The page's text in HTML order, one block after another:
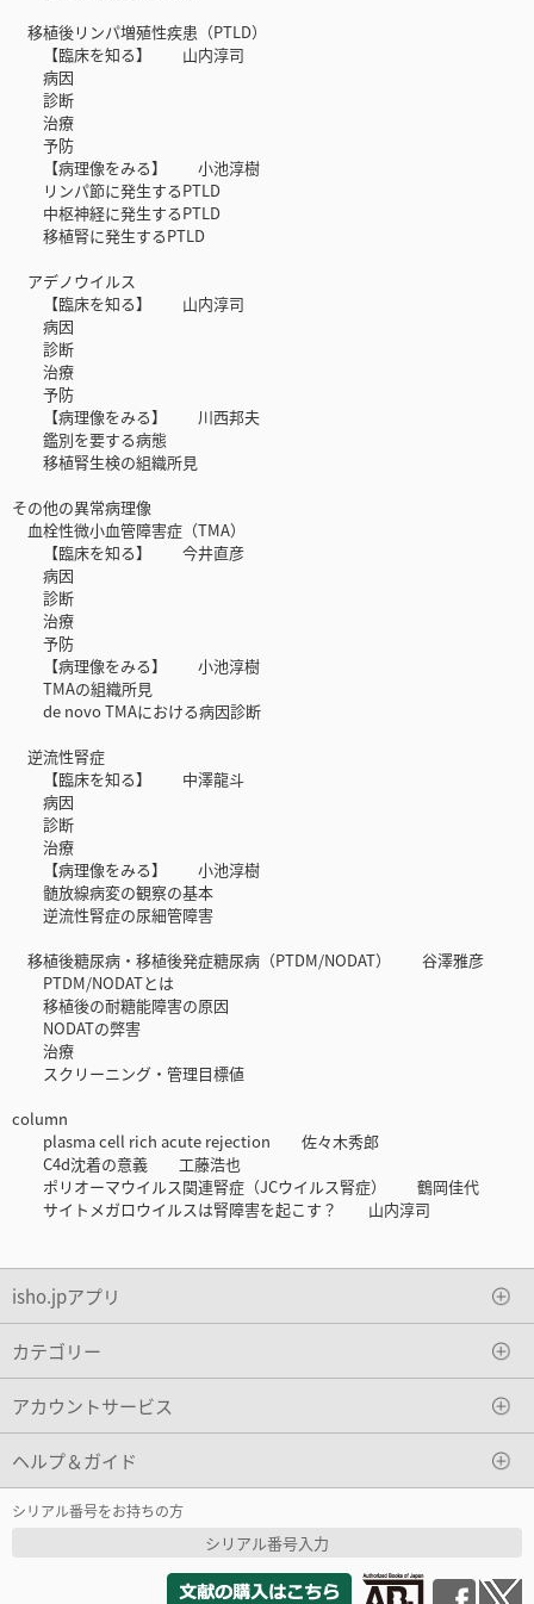
移植後リンパ増殖性疾患（PTLD）
【臨床を知る】 山内淳司
病因
診断
治療
予防
【病理像をみる】 小池淳樹
リンパ節に発生するPTLD
中枢神経に発生するPTLD
移植腎に発生するPTLD
アデノウイルス
【臨床を知る】 山内淳司
病因
診断
治療
予防
【病理像をみる】 川西邦夫
鑑別を要する病態
移植腎生検の組織所見
その他の異常病理像
血栓性微小血管障害症（TMA）
【臨床を知る】 今井直彦
病因
診断
治療
予防
【病理像をみる】 小池淳樹
TMAの組織所見
de novo TMAにおける病因診断
逆流性腎症
【臨床を知る】 中澤龍斗
病因
診断
治療
【病理像をみる】 小池淳樹
髄放線病変の観察の基本
逆流性腎症の尿細管障害
移植後糖尿病・移植後発症糖尿病（PTDM/NODAT） 谷澤雅彦
PTDM/NODATとは
移植後の耐糖能障害の原因
NODATの弊害
治療
スクリーニング・管理目標値
column
plasma cell rich acute rejection 佐々木秀郎
C4d沈着の意義 工藤浩也
ポリオーマウイルス関連腎症（JCウイルス腎症） 鶴岡佳代
サイトメガロウイルスは腎障害を起こす？ 山内淳司
isho.jpアプリ
カテゴリー
アカウントサービス
ヘルプ＆ガイド
シリアル番号をお持ちの方
シリアル番号入力